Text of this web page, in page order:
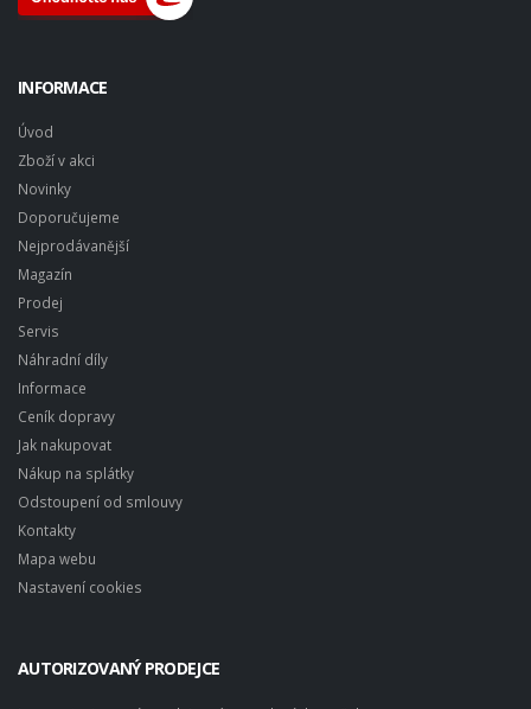
INFORMACE
Úvod
Zboží v akci
Novinky
Doporučujeme
Nejprodávanější
Magazín
Prodej
Servis
Náhradní díly
Informace
Ceník dopravy
Jak nakupovat
Nákup na splátky
Odstoupení od smlouvy
Kontakty
Mapa webu
Nastavení cookies
AUTORIZOVANÝ PRODEJCE